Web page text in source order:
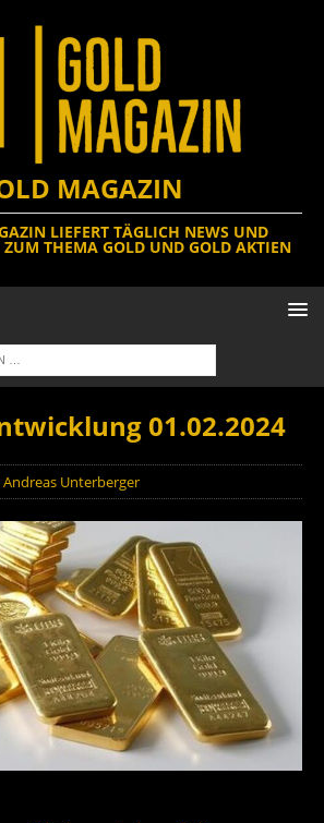
MAGAZIN
LIEFERT TÄGLICH NEWS UND
THEMA GOLD UND GOLD AKTIEN
01.02.2024
Andreas Unterberger